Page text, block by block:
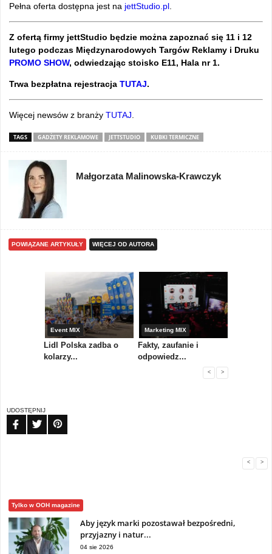
Pełna oferta dostępna jest na jettStudio.pl
Z ofertą firmy jettStudio będzie można zapoznać się 11 i 12
lutego podczas Międzynarodowych Targów Reklamy i Druku
PROMO SHOW, odwiedzając stoisko E11, Hala nr 1.
Trwa bezpłatna rejestracja TUTAJ.
Więcej newsów z branży TUTAJ
TAGS GADŻETY REKLAMOWE JETTSTUDIO KUBKI TERMICZNE
Małgorzata Malinowska-Krawczyk
POWIĄZANE ARTYKUŁY WIĘCEJ OD AUTORA
Event MIX
Lidl Polska zadba o
kolarzy...
Marketing MIX
Fakty, zaufanie i
odpowiedz...
< >
UDOSTĘPNIJ
< >
Tylko w OOH magazine
Aby język marki pozostawał bezpośredni,
przyjazny i natur...
04 sie 2026